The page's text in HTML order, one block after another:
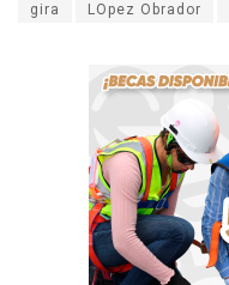
gira LOpez Obrador